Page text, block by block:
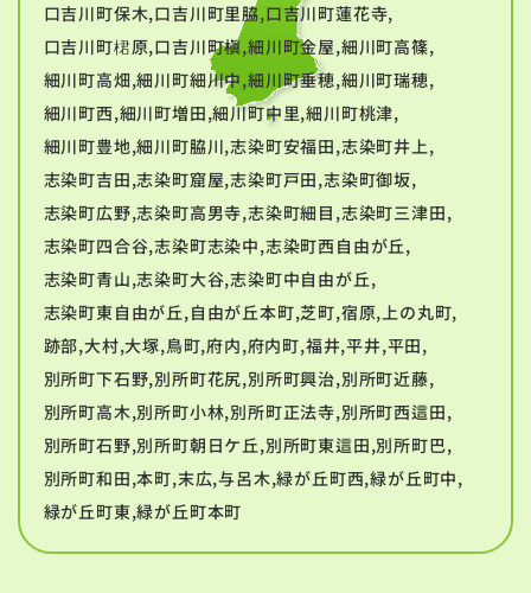
口吉川町保木,口吉川町里脇,口吉川町蓮花寺,
口吉川町桾原,口吉川町槇,細川町金屋,細川町高篠,
細川町高畑,細川町細川中,細川町垂穂,細川町瑞穂,
細川町西,細川町増田,細川町中里,細川町桃津,
細川町豊地,細川町脇川,志染町安福田,志染町井上,
志染町吉田,志染町窟屋,志染町戸田,志染町御坂,
志染町広野,志染町高男寺,志染町細目,志染町三津田,
志染町四合谷,志染町志染中,志染町西自由が丘,
志染町青山,志染町大谷,志染町中自由が丘,
志染町東自由が丘,自由が丘本町,芝町,宿原,上の丸町,
跡部,大村,大塚,鳥町,府内,府内町,福井,平井,平田,
別所町下石野,別所町花尻,別所町興治,別所町近藤,
別所町高木,別所町小林,別所町正法寺,別所町西這田,
別所町石野,別所町朝日ケ丘,別所町東這田,別所町巴,
別所町和田,本町,末広,与呂木,緑が丘町西,緑が丘町中,
緑が丘町東,緑が丘町本町